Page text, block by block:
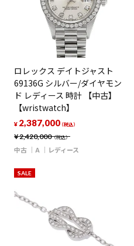
ロレックス デイトジャスト
69136G シルバー/ダイヤモン
ド レディース 時計 【中古】
【wristwatch】
¥2,420,000（税込）
¥ 2,387,000（税込）
中古 A レディース
SALE